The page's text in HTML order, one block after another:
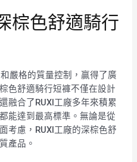
棕色舒適騎行
嚴格的質量控制，贏得了廣
色舒適騎行短褲不僅在設計
融合了RUXI工廠多年來積累
能達到最高標準。無論是從
考慮，RUXI工廠的深棕色舒
產品。